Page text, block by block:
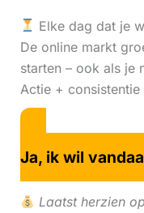
Elke dag dat je
De online markt
starten – ook als je
Actie + consistentie
Ja, ik wil
Laatst herzien